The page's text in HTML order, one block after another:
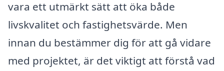
vara ett utmärkt sätt att öka både
livskvalitet och fastighetsvärde. Men
innan du bestämmer dig för att gå vidare
med projektet, är det viktigt att förstå vad